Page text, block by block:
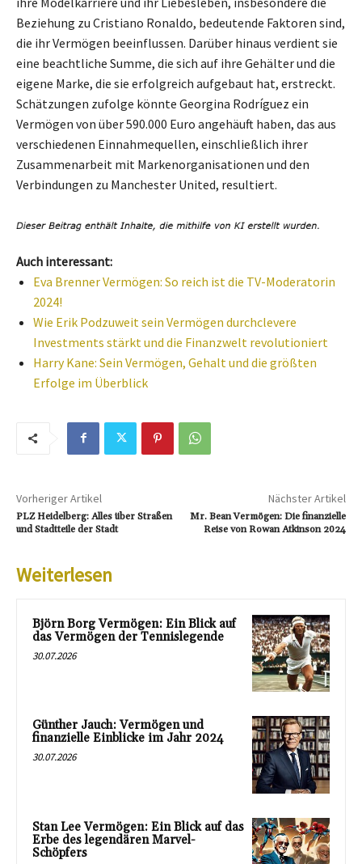
Beziehung zu Cristiano Ronaldo, bedeutende Faktoren sind,
die ihr Vermögen beeinflussen. Darüber hinaus verdient sie
eine beachtliche Summe, die sich auf ihre Gehälter und die
eigene Marke, die sie erfolgreich aufgebaut hat, erstreckt.
Schätzungen zufolge könnte Georgina Rodríguez ein
Vermögen von über 590.000 Euro angehäuft haben, das aus
verschiedenen Einnahmequellen, einschließlich ihrer
Zusammenarbeit mit Markenorganisationen und den
Verbindungen zu Manchester United, resultiert.
Auch interessant:
Eva Brenner Vermögen: So reich ist die TV-Moderatorin
2024!
Wie Erik Podzuweit sein Vermögen durchclevere
Investments stärkt und die Finanzwelt revolutioniert
Harry Kane: Sein Vermögen, Gehalt und die größten
Erfolge im Überblick
Vorheriger Artikel
PLZ Heidelberg: Alles über Straßen
und Stadtteile der Stadt
Nächster Artikel
Mr. Bean Vermögen: Die finanzielle
Reise von Rowan Atkinson 2024
Weiterlesen
Björn Borg Vermögen: Ein Blick auf
das Vermögen der Tennislegende
30.07.2026
Günther Jauch: Vermögen und
finanzielle Einblicke im Jahr 2024
30.07.2026
Stan Lee Vermögen: Ein Blick auf das
Erbe des legendären Marvel-
Schöpfers